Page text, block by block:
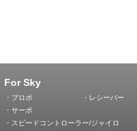
For Sky
・プロポ
・レシーバー
・サーボ
・スピードコントローラー/ジャイロ